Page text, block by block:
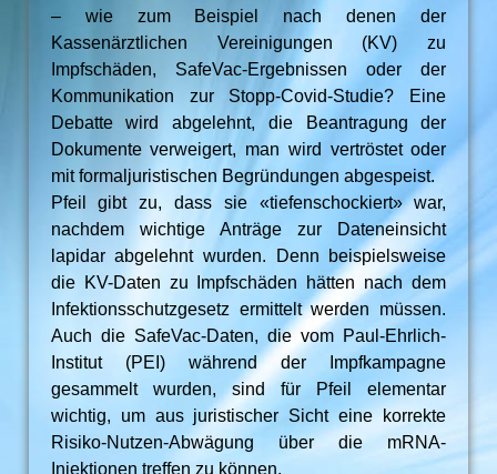
– wie zum Beispiel nach denen der
Kassenärztlichen Vereinigungen (KV) zu
Impfschäden, SafeVac-Ergebnissen oder der
Kommunikation zur Stopp-Covid-Studie? Eine
Debatte wird abgelehnt, die Beantragung der
Dokumente verweigert, man wird vertröstet oder
mit formaljuristischen Begründungen abgespeist.
Pfeil gibt zu, dass sie «tiefenschockiert» war,
nachdem wichtige Anträge zur Dateneinsicht
lapidar abgelehnt wurden. Denn beispielsweise
die KV-Daten zu Impfschäden hätten nach dem
Infektionsschutzgesetz ermittelt werden müssen.
Auch die SafeVac-Daten, die vom Paul-Ehrlich-
Institut (PEI) während der Impfkampagne
gesammelt wurden, sind für Pfeil elementar
wichtig, um aus juristischer Sicht eine korrekte
Risiko-Nutzen-Abwägung über die mRNA-
Injektionen treffen zu können.